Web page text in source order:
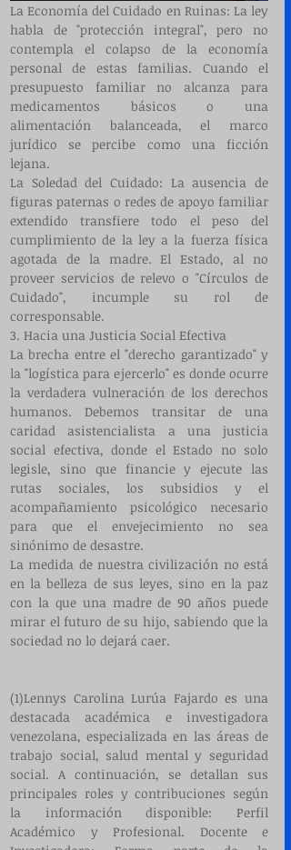
La Economía del Cuidado en Ruinas: La ley
habla de "protección integral", pero no
contempla el colapso de la economía
personal de estas familias. Cuando el
presupuesto familiar no alcanza para
medicamentos básicos o una
alimentación balanceada, el marco
jurídico se percibe como una ficción
lejana.
La Soledad del Cuidado: La ausencia de
figuras paternas o redes de apoyo familiar
extendido transfiere todo el peso del
cumplimiento de la ley a la fuerza física
agotada de la madre. El Estado, al no
proveer servicios de relevo o "Círculos de
Cuidado", incumple su rol de
corresponsable.
3. Hacia una Justicia Social Efectiva
La brecha entre el "derecho garantizado" y
la "logística para ejercerlo" es donde ocurre
la verdadera vulneración de los derechos
humanos. Debemos transitar de una
caridad asistencialista a una justicia
social efectiva, donde el Estado no solo
legisle, sino que financie y ejecute las
rutas sociales, los subsidios y el
acompañamiento psicológico necesario
para que el envejecimiento no sea
sinónimo de desastre.
La medida de nuestra civilización no está
en la belleza de sus leyes, sino en la paz
con la que una madre de 90 años puede
mirar el futuro de su hijo, sabiendo que la
sociedad no lo dejará caer.
(1)Lennys Carolina Lurúa Fajardo es una
destacada académica e investigadora
venezolana, especializada en las áreas de
trabajo social, salud mental y seguridad
social. ​A continuación, se detallan sus
principales roles y contribuciones según
la información disponible: Perfil
Académico y Profesional. ​Docente e